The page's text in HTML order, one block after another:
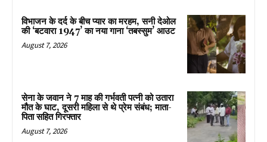
विभाजन के दर्द के बीच प्यार का मरहम, सनी देओल
की ‘बटवारा 1947’ का नया गाना ‘तबस्सुम’ आउट
August 7, 2026
सेना के जवान ने 7 माह की गर्भवती पत्नी को उतारा
मौत के घाट, दूसरी महिला से थे प्रेम संबंध; माता-
पिता सहित गिरफ्तार
August 7, 2026